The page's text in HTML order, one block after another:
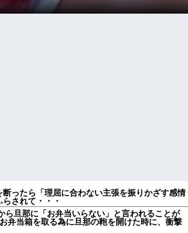
ったら「理屈に合わない主張を振りかざす感情
されて・・・
ら旦那に「お弁当いらない」と言われることが
弁当箱を取る為に旦那の鞄を開けた時に、衝撃